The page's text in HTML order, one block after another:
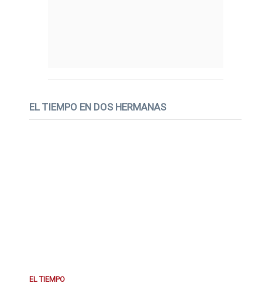
EL TIEMPO EN DOS HERMANAS
EL TIEMPO